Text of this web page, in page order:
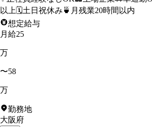
以上 🗓️土日祝休み 🍵 月残業20時間以内
想定給与
月給25
万
〜58
万
勤務地
大阪府